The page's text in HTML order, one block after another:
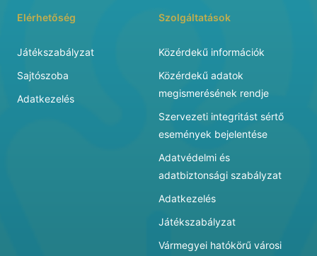
Elérhetőség
Játékszabályzat
Sajtószoba
Adatkezelés
Szolgáltatások
Közérdekű információk
Közérdekű adatok
megismerésének rendje
Szervezeti integritást sértő
események bejelentése
Adatvédelmi és
adatbiztonsági szabályzat
Adatkezelés
Játékszabályzat
Vármegyei hatókörű városi